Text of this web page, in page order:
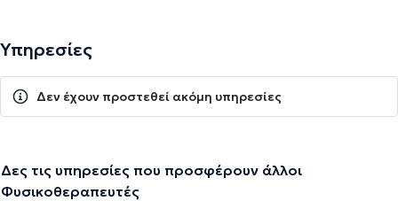
Υπηρεσίες
Δεν έχουν προστεθεί ακόμη υπηρεσίες
Δες τις υπηρεσίες που προσφέρουν άλλοι
Φυσικοθεραπευτές